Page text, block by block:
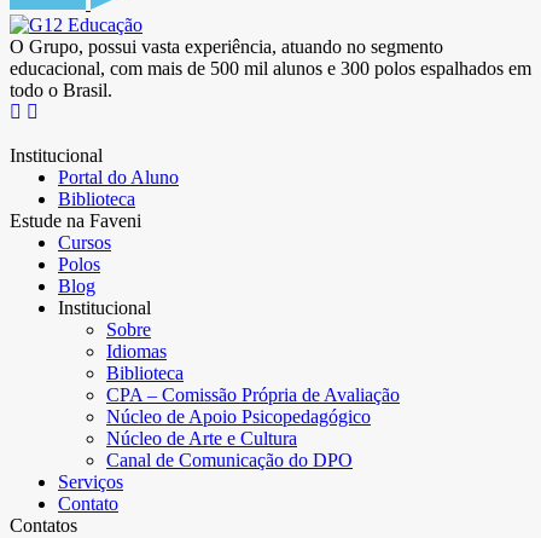
O Grupo, possui vasta experiência, atuando no segmento
educacional, com mais de 500 mil alunos e 300 polos espalhados em
todo o Brasil.
Institucional
Portal do Aluno
Biblioteca
Estude na Faveni
Cursos
Polos
Blog
Institucional
Sobre
Idiomas
Biblioteca
CPA – Comissão Própria de Avaliação
Núcleo de Apoio Psicopedagógico
Núcleo de Arte e Cultura
Canal de Comunicação do DPO
Serviços
Contato
Contatos